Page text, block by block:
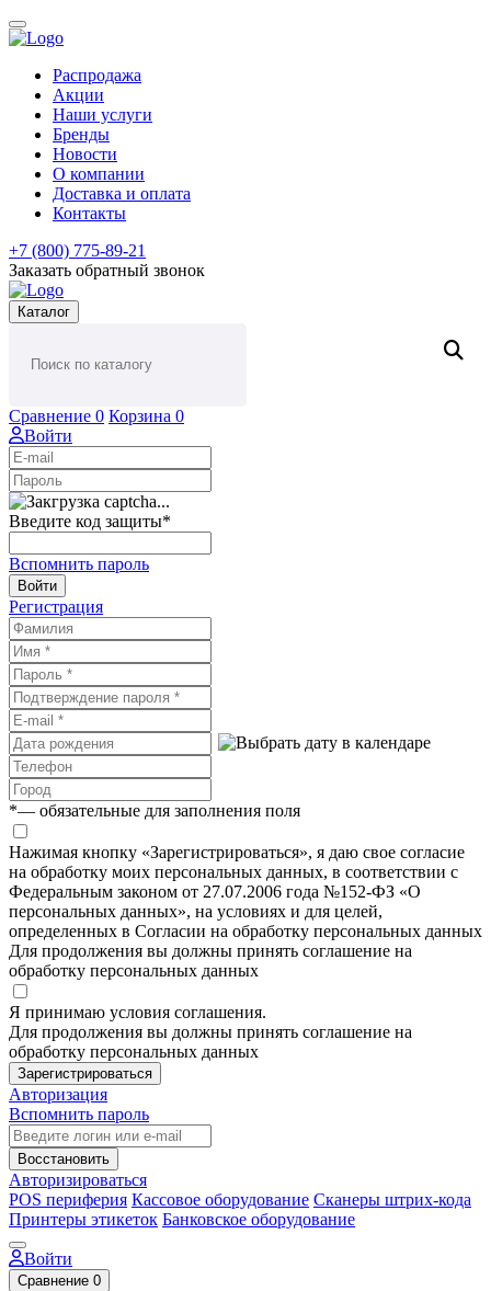
Распродажа
Акции
Наши услуги
Бренды
Новости
О компании
Доставка и оплата
Контакты
+7 (800) 775-89-21
Заказать обратный звонок
Каталог
Сравнение 0 Корзина 0
Войти
Введите код защиты*
Вспомнить пароль
Войти
Регистрация
*— обязательные для заполнения поля
Нажимая кнопку «Зарегистрироваться», я даю свое согласие
на обработку моих персональных данных, в соответствии с
Федеральным законом от 27.07.2006 года №152-ФЗ «О
персональных данных», на условиях и для целей,
определенных в Согласии на обработку персональных данных
Для продолжения вы должны принять соглашение на
обработку персональных данных
Я принимаю условия соглашения.
Для продолжения вы должны принять соглашение на
обработку персональных данных
Зарегистрироваться
Авторизация
Вспомнить пароль
Восстановить
Авторизироваться
POS периферия Кассовое оборудование Сканеры штрих-кода
Принтеры этикеток Банковское оборудование
Войти
Сравнение 0